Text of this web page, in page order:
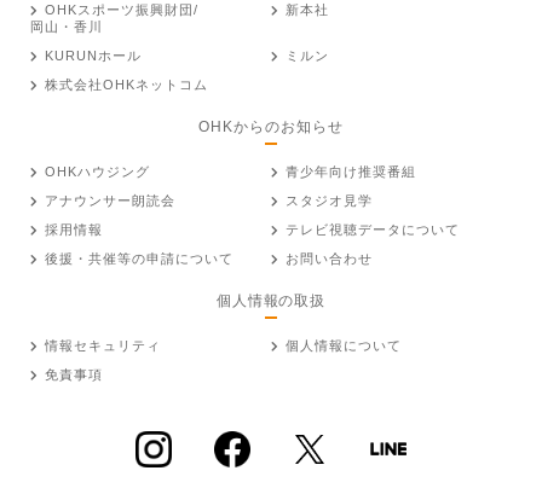
OHKスポーツ振興財団/
岡山・香川
新本社
KURUNホール
ミルン
株式会社OHKネットコム
OHKからのお知らせ
OHKハウジング
青少年向け推奨番組
アナウンサー朗読会
スタジオ見学
採用情報
テレビ視聴データについて
後援・共催等の申請について
お問い合わせ
個人情報の取扱
情報セキュリティ
個人情報について
免責事項